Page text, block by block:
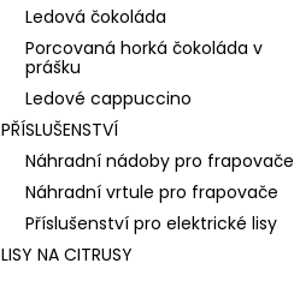
Ledová čokoláda
Porcovaná horká čokoláda v
prášku
Ledové cappuccino
PŘÍSLUŠENSTVÍ
Náhradní nádoby pro frapovače
Náhradní vrtule pro frapovače
Příslušenství pro elektrické lisy
LISY NA CITRUSY